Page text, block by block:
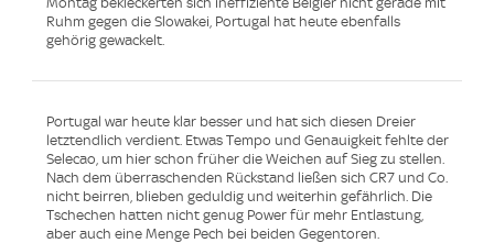
Ruhm gegen die Slowakei, Portugal hat heute ebenfalls
gehörig gewackelt.
Portugal war heute klar besser und hat sich diesen Dreier
letztendlich verdient. Etwas Tempo und Genauigkeit fehlte der
Selecao, um hier schon früher die Weichen auf Sieg zu stellen.
Nach dem überraschenden Rückstand ließen sich CR7 und Co.
nicht beirren, blieben geduldig und weiterhin gefährlich. Die
Tschechen hatten nicht genug Power für mehr Entlastung,
aber auch eine Menge Pech bei beiden Gegentoren.